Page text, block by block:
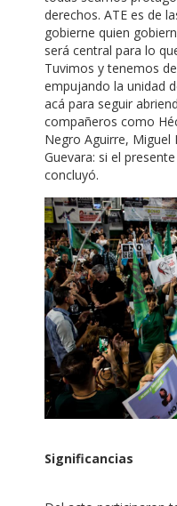
derechos. ATE es de
gobierne quien
será central para lo
Tuvimos y tenemos
empujando la unidad
acá para seguir
compañeros como
Negro Aguirre, Miguel
Guevara: si el
concluyó.
Significancias